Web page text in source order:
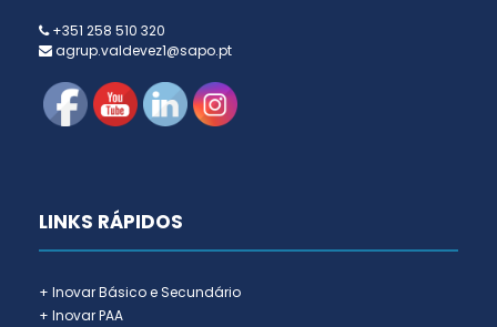
+351 258 510 320
agrup.valdevez1@sapo.pt
LINKS RÁPIDOS
+ Inovar Básico e Secundário
+ Inovar PAA